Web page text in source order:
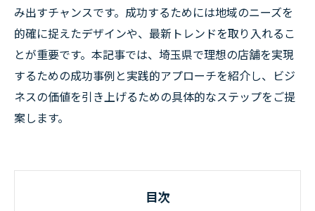
み出すチャンスです。成功するためには地域のニーズを
的確に捉えたデザインや、最新トレンドを取り入れるこ
とが重要です。本記事では、埼玉県で理想の店舗を実現
するための成功事例と実践的アプローチを紹介し、ビジ
ネスの価値を引き上げるための具体的なステップをご提
案します。
目次